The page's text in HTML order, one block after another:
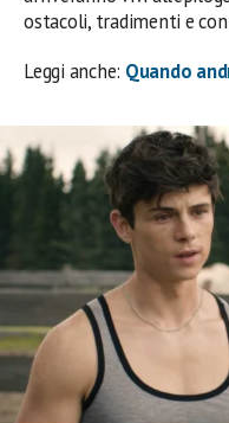
ostacoli, tradimenti e
Leggi anche: Quando